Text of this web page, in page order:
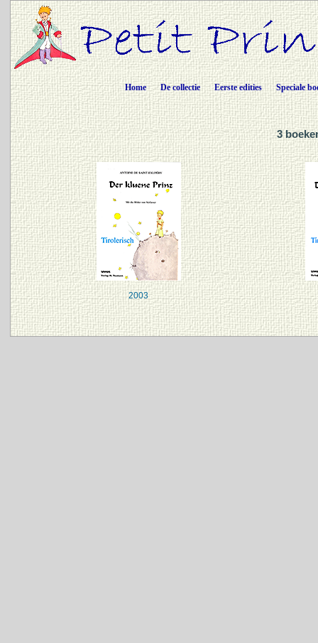
Home De collectie Eerste edities Speciale
3
2003